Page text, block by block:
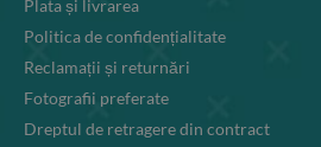
Plata și livrarea
Politica de confidențialitate
Reclamații și returnări
Fotografii preferate
Dreptul de retragere din contract